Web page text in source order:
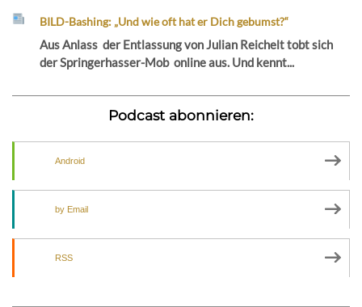
BILD-Bashing: „Und wie oft hat er Dich gebumst?“
Aus Anlass der Entlassung von Julian Reichelt tobt sich
der Springerhasser-Mob online aus. Und kennt...
Podcast abonnieren:
Android
by Email
RSS